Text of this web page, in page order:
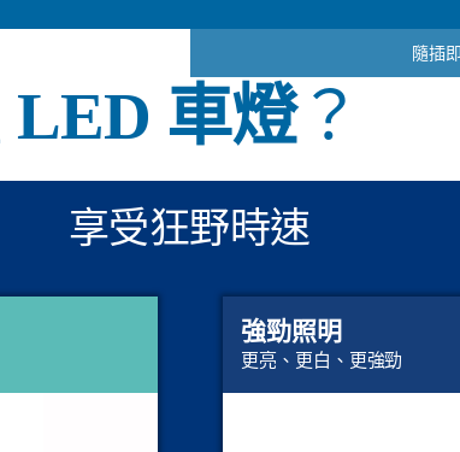
隨插
LED 車燈？
享受狂野時速
強勁照明
更亮、更白、更強勁